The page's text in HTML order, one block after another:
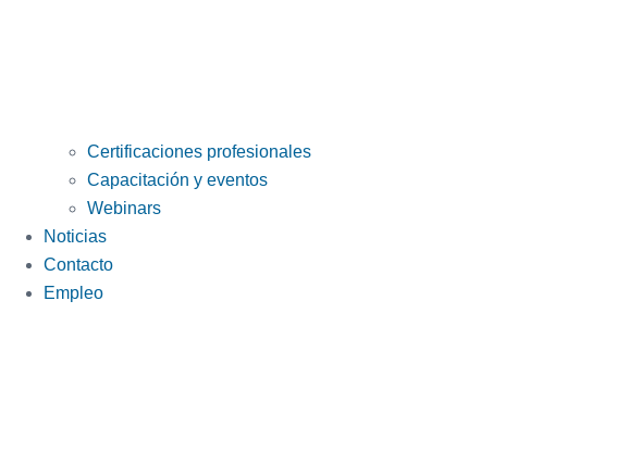
Certificaciones profesionales
Capacitación y eventos
Webinars
Noticias
Contacto
Empleo